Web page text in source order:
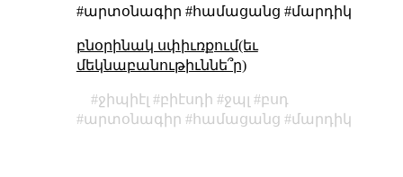
#արտօնագիր #համացանց #մարդիկ
բնօրինակ սփիւռքում(եւ
մեկնաբանութիւննե՞ր)
ջիպիէլ բիէսդի ջպլ
բսդ
արտօնագիր
համացանց մարդիկ